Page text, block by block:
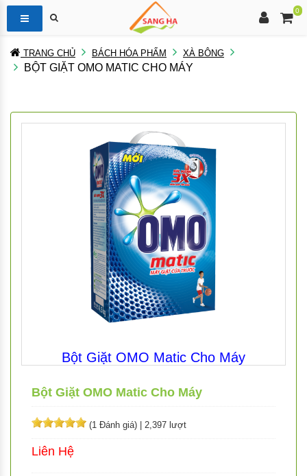
0
TRANG CHỦ BÁCH HÓA PHẨM XÀ BÔNG
BỘT GIẶT OMO MATIC CHO MÁY
Bột Giặt OMO Matic Cho Máy
Bột Giặt OMO Matic Cho Máy
(1 Đánh giá) 2,397 lượt
Liên Hệ